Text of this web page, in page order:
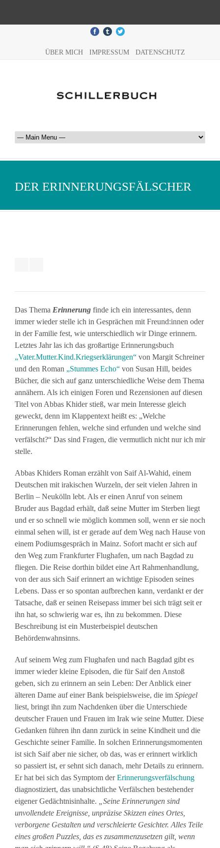
ÜBER MICH IMPRESSUM DATENSCHUTZ
DER ERINNERUNGSFÄLSCHER
Das Thema Erinnerung finde ich ein interessantes, denn
immer wieder stelle ich in Gesprächen mit Freund:innen oder
in der Familie fest, wie unterschiedlich wir Dinge erinnern.
Letztes Jahr las ich das großartige Erinnerungsbuch
„Vater.Mutter.Kind.Kriegserklärungen“ von Margit Schreiner
und den Roman „Stummes Echo“ von Susan Hill, beides
Bücher, die sich auf ganz unterschiedliche Weise dem Thema
annähern. Als ich einigen Foren und Rezensionen auf diesen
Titel von Abbas Khider stieß, war mein Interesse gleich
geweckt, denn im Klappentext heißt es: „Welche
Erinnerungen fehlen, welche sind erfunden und welche sind
verfälscht?“ Das sind Fragen, die vermutlich nicht nur ich mir
stelle.
Abbas Khiders Roman erzählt von Saif Al-Wahid, einem
Deutschen mit irakischen Wurzeln, der seit vielen Jahren in
Berlin – Neukölln lebt. Als er einen Anruf von seinem
Bruder aus Bagdad erhält, daß seine Mutter im Sterben liegt
und er so schnell wie möglich kommen soll, wenn er sie noch
einmal sehen will, ist er gerade auf dem Weg nach Hause von
einem Podiumsgespräch in Mainz. Sofort macht er sich auf
den Weg zum Frankfurter Flughafen, um nach Bagdad zu
fliegen. Die Reise dorthin bildet eine Art Rahmenhandlung,
von der aus sich Saif erinnert an wichtige Episoden seines
Lebens. Dass er so spontan aufbrechen kann, verdankt er der
Tatsache, daß er seinen Reisepass immer bei sich trägt seit er
ihn hat, so schwierig war es, ihn zu bekommen. Diese
Beschreibung ist ein Musterbeispiel deutschen
Behördenwahnsinns.
Auf seinem Weg zum Flughafen und nach Bagdad gibt es
immer wieder kleine Episoden, die für Saif den Anstoß
geben, sich zu erinnern an sein Leben: Der Anblick einer
älteren Dame auf einer Bank beispielsweise, die im Spiegel
liest, bringt ihn zum Nachdenken über die Unterschiede
deutscher Frauen und Frauen im Irak wie seine Mutter. Diese
Gedanken führen ihn dann zurück in seine Kindheit und die
Geschichte seiner Familie. In solchen Erinnerungsmomenten
ist sich Saif aber nie sicher, ob das, was er erinnert wirklich
so passiert ist, er sehnt sich danach, mehr Details zu erinnern.
Er hat bei sich das Symptom derErinnerungsverfälschung
diagnostiziert, das unabsichtliche Verfälschen bestehender
eigener Gedächtnisinhalte.
„Seine Erinnerungen sind
unvollendete Ereignisse, unpräzise Skizzen eines Ortes,
verborgene Gestalten und verschleierte Gesichter. Alles Teile
eines großen Puzzles, das es zusammenzusetzen gilt, wenn